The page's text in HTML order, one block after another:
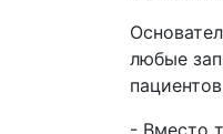
любые
- Вместо